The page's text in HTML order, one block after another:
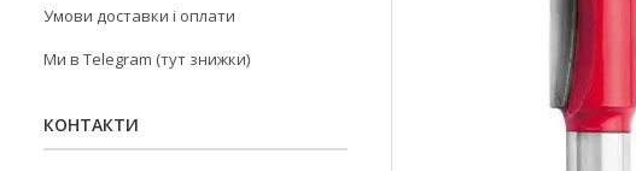
Умови доставки і оплати
Ми в Telegram (тут знижки)
КОНТАКТИ